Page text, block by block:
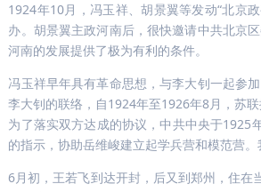
1924年10月，冯玉祥、胡景翼等发动“北京
办。胡景翼主政河南后，很快邀请中共北京
河南的发展提供了极为有利的条件。
冯玉祥早年具有革命思想，与李大钊一起参
李大钊的联络，自1924年至1926年8月，苏
为了落实双方达成的协议，中共中央于1925
的指示，协助岳维峻建立起学兵营和模范营
6月初，王若飞到达开封，后又到郑州，住